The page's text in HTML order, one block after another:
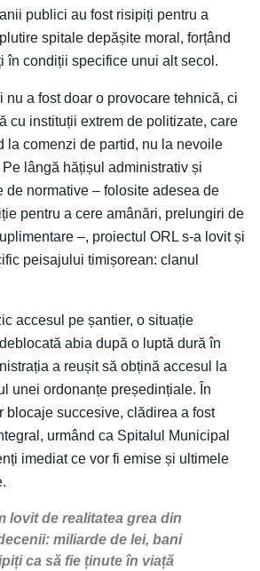
publici au fost risipiți pentru a
spitale depășite moral, forțând
în condiții specifice unui alt secol.
a fost doar o provocare tehnică, ci
cu instituții extrem de politizate, care
la comenzi de partid, nu la nevoile
lângă hățișul administrativ și
de normative – folosite adesea de
pentru a cere amânări, prelungiri de
–, proiectul ORL s-a lovit și
peisajului timișorean: clanul
accesul pe șantier, o situație
abia după o luptă dură în
a reușit să obțină accesul la
unei ordonanțe președințiale. În
blocaje succesive, clădirea a fost
urmând ca Spitalul Municipal
imediat ce vor fi emise și ultimele
lovit de realitatea grea din
miliarde de lei, bani
ca să fie ținute în viață